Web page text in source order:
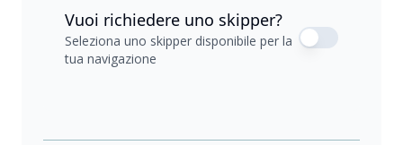
Vuoi richiedere uno skipper?
Seleziona uno skipper disponibile per la
tua navigazione